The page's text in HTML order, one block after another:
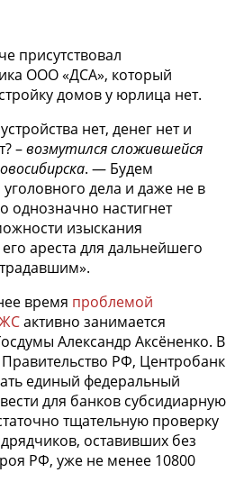
присутствовал
ООО «ДСА», который
домов у юрлица нет.
нет, денег нет и
–возмутился сложившейся
. — Будем
дела и даже не в
однозначно настигнет
изыскания
ареста для дальнейшего
время проблемой
активно занимается
Александр Аксёненко. В
РФ, Центробанк
единый федеральный
для банков субсидиарную
тщательную проверку
оставивших без
РФ, уже не менее 10800